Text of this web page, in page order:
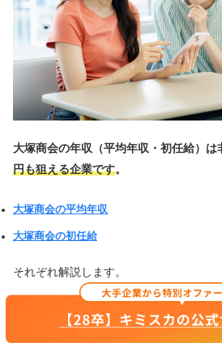
大塚商会の年収（平均年収・初任給）は
円も狙える企業です。
大塚商会の平均年収
大塚商会の初任給
それぞれ解説します。
大塚商会の平均年収